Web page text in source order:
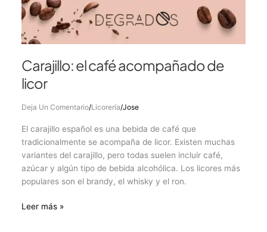
Carajillo: el café acompañado de
licor
Deja Un Comentario/Licorería/Jose
El carajillo español es una bebida de café que
tradicionalmente se acompaña de licor. Existen muchas
variantes del carajillo, pero todas suelen incluir café,
azúcar y algún tipo de bebida alcohólica. Los licores más
populares son el brandy, el whisky y el ron.
Leer más »